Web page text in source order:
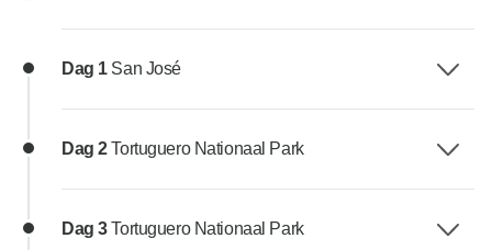
Dag 1 San José
Dag 2Tortuguero Nationaal Park
Dag 3Tortuguero Nationaal Park